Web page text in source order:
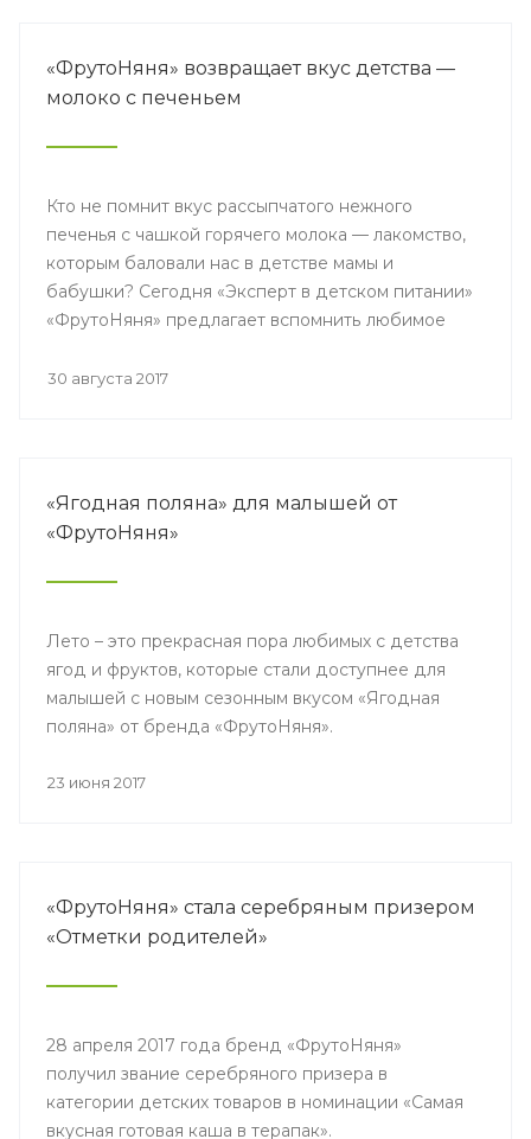
«ФрутоНяня» возвращает вкус детства —
молоко с печеньем
Кто не помнит вкус рассыпчатого нежного
печенья с чашкой горячего молока — лакомство,
которым баловали нас в детстве мамы и
бабушки? Сегодня «Эксперт в детском питании»
«ФрутоНяня» предлагает вспомнить любимое
«Молоко с печеньем».
30 августа 2017
«Ягодная поляна» для малышей от
«ФрутоНяня»
Лето – это прекрасная пора любимых с детства
ягод и фруктов, которые стали доступнее для
малышей с новым сезонным вкусом «Ягодная
поляна» от бренда «ФрутоНяня».
23 июня 2017
«ФрутоНяня» стала серебряным призером
«Отметки родителей»
28 апреля 2017 года бренд «ФрутоНяня»
получил звание серебряного призера в
категории детских товаров в номинации «Самая
вкусная готовая каша в терапак».